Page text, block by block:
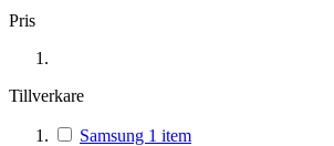
Pris
Tillverkare
Samsung 1 item